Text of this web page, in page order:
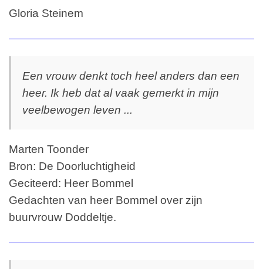
Gloria Steinem
Een vrouw denkt toch heel anders dan een
heer. Ik heb dat al vaak gemerkt in mijn
veelbewogen leven ...
Marten Toonder
Bron: De Doorluchtigheid
Geciteerd: Heer Bommel
Gedachten van heer Bommel over zijn
buurvrouw Doddeltje.